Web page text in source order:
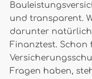
und transparent.
darunter natürlich
Finanztest. Schon
Fragen haben,